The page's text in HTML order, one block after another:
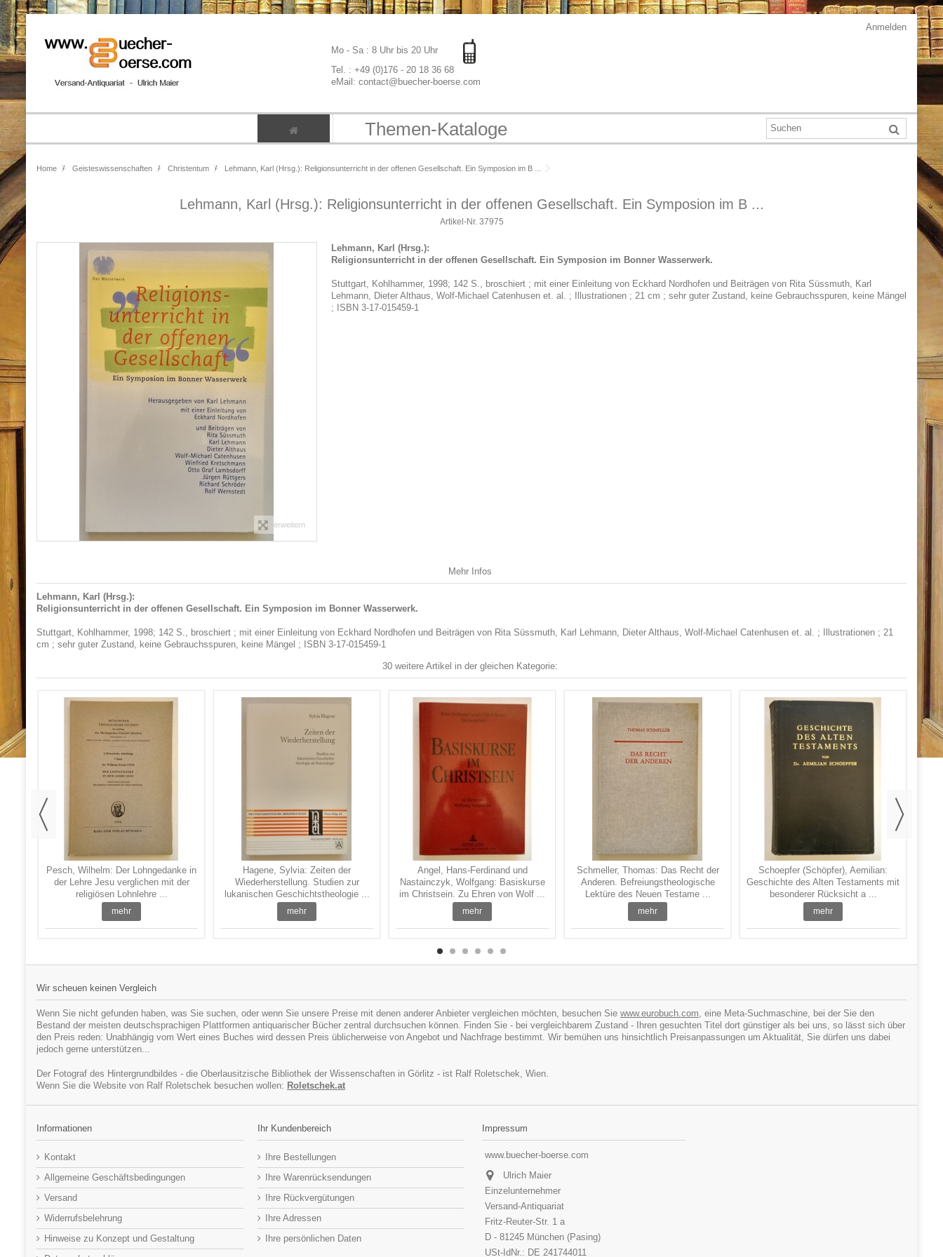
Mo - Sa : 8 Uhr bis 20 Uhr
Tel. : +49 (0)176 - 20 18 36 68
eMail: contact@buecher-boerse.com
Anmelden
Themen-Kataloge
Home Geisteswissenschaften Christentum Lehmann, Karl (Hrsg.): Religionsunterricht in der offenen Gesellschaft. Ein Symposion im B ...
Lehmann, Karl (Hrsg.): Religionsunterricht in der offenen Gesellschaft. Ein Symposion im B ...
Artikel-Nr. 37975
erweitern
Lehmann, Karl (Hrsg.):
Religionsunterricht in der offenen Gesellschaft. Ein Symposion im Bonner Wasserwerk.
Stuttgart, Kohlhammer, 1998; 142 S., broschiert ; mit einer Einleitung von Eckhard Nordhofen und Beiträgen von Rita Süssmuth, Karl
Lehmann, Dieter Althaus, Wolf-Michael Catenhusen et. al. ; Illustrationen ; 21 cm ; sehr guter Zustand, keine Gebrauchsspuren, keine Mängel
; ISBN 3-17-015459-1
Mehr Infos
Lehmann, Karl (Hrsg.):
Religionsunterricht in der offenen Gesellschaft. Ein Symposion im Bonner Wasserwerk.
Stuttgart, Kohlhammer, 1998; 142 S., broschiert ; mit einer Einleitung von Eckhard Nordhofen und Beiträgen von Rita Süssmuth, Karl Lehmann, Dieter Althaus, Wolf-Michael Catenhusen et. al. ; Illustrationen ; 21
cm ; sehr guter Zustand, keine Gebrauchsspuren, keine Mängel ; ISBN 3-17-015459-1
30 weitere Artikel in der gleichen Kategorie:
Pesch, Wilhelm: Der Lohngedanke in
der Lehre Jesu verglichen mit der
religiösen Lohnlehre ...
mehr
Hagene, Sylvia: Zeiten der
Wiederherstellung. Studien zur
lukanischen Geschichtstheologie ...
mehr
Angel, Hans-Ferdinand und
Nastainczyk, Wolfgang: Basiskurse
im Christsein. Zu Ehren von Wolf ...
mehr
Schmeller, Thomas: Das Recht der
Anderen. Befreiungstheologische
Lektüre des Neuen Testame ...
mehr
Schoepfer (Schöpfer), Aemilian:
Geschichte des Alten Testaments mit
besonderer Rücksicht a ...
mehr
Wir scheuen keinen Vergleich
Wenn Sie nicht gefunden haben, was Sie suchen, oder wenn Sie unsere Preise mit denen anderer Anbieter vergleichen möchten, besuchen Sie www.eurobuch.com, eine Meta-Suchmaschine, bei der Sie den
Bestand der meisten deutschsprachigen Plattformen antiquarischer Bücher zentral durchsuchen können. Finden Sie - bei vergleichbarem Zustand - Ihren gesuchten Titel dort günstiger als bei uns, so lässt sich über
den Preis reden: Unabhängig vom Wert eines Buches wird dessen Preis üblicherweise von Angebot und Nachfrage bestimmt. Wir bemühen uns hinsichtlich Preisanpassungen um Aktualität, Sie dürfen uns dabei
jedoch gerne unterstützen...
Der Fotograf des Hintergrundbildes - die Oberlausitzische Bibliothek der Wissenschaften in Görlitz - ist Ralf Roletschek, Wien.
Wenn Sie die Website von Ralf Roletschek besuchen wollen: Roletschek.at
Informationen
Kontakt
Allgemeine Geschäftsbedingungen
Versand
Widerrufsbelehrung
Hinweise zu Konzept und Gestaltung
Ihr Kundenbereich
Ihre Bestellungen
Ihre Warenrücksendungen
Ihre Rückvergütungen
Ihre Adressen
Ihre persönlichen Daten
Impressum
www.buecher-boerse.com
Ulrich Maier
Einzelunternehmer
Versand-Antiquariat
Fritz-Reuter-Str. 1 a
D - 81245 München (Pasing)
USt-IdNr.: DE 241744011